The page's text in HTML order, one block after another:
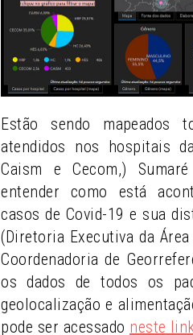
Estão sendo mapeados
atendidos nos hospitais
Caism e Cecom,)
entender como está
casos de Covid-19 e sua
(Diretoria Executiva da
Coordenadoria de
os dados de todos os
geolocalização e
pode ser acessado neste